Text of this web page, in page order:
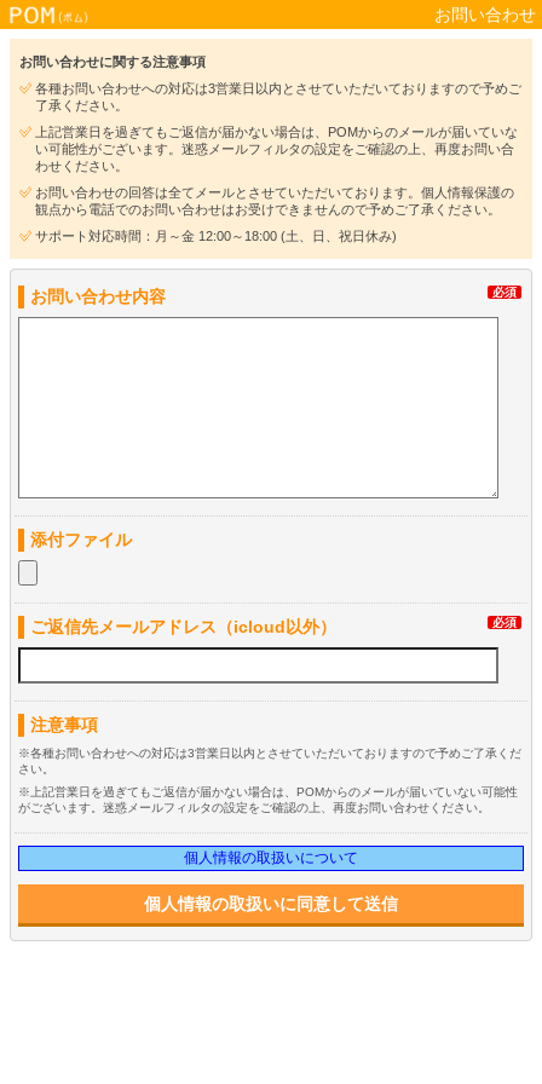
お問い合わせ
お問い合わせに関する注意事項
各種お問い合わせへの対応は3営業日以内とさせていただいておりますので予めご
了承ください。
上記営業日を過ぎてもご返信が届かない場合は、POMからのメールが届いていな
い可能性がございます。迷惑メールフィルタの設定をご確認の上、再度お問い合
わせください。
お問い合わせの回答は全てメールとさせていただいております。個人情報保護の
観点から電話でのお問い合わせはお受けできませんので予めご了承ください。
サポート対応時間：月～金 12:00～18:00 (土、日、祝日休み)
お問い合わせ内容 必須
添付ファイル
ご返信先メールアドレス（icloud以外） 必須
注意事項
※各種お問い合わせへの対応は3営業日以内とさせていただいておりますので予めご了承くだ
さい。
※上記営業日を過ぎてもご返信が届かない場合は、POMからのメールが届いていない可能性
がございます。迷惑メールフィルタの設定をご確認の上、再度お問い合わせください。
個人情報の取扱いについて